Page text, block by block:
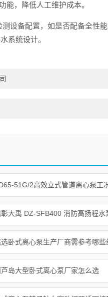
，降低人工维护成本。
设备配置，如是否配备全性
系统设计。
51G/2高效立式管道离心泵工
卧式离心泵生产厂商需参考哪些
岛大型卧式离心泵厂家怎么选